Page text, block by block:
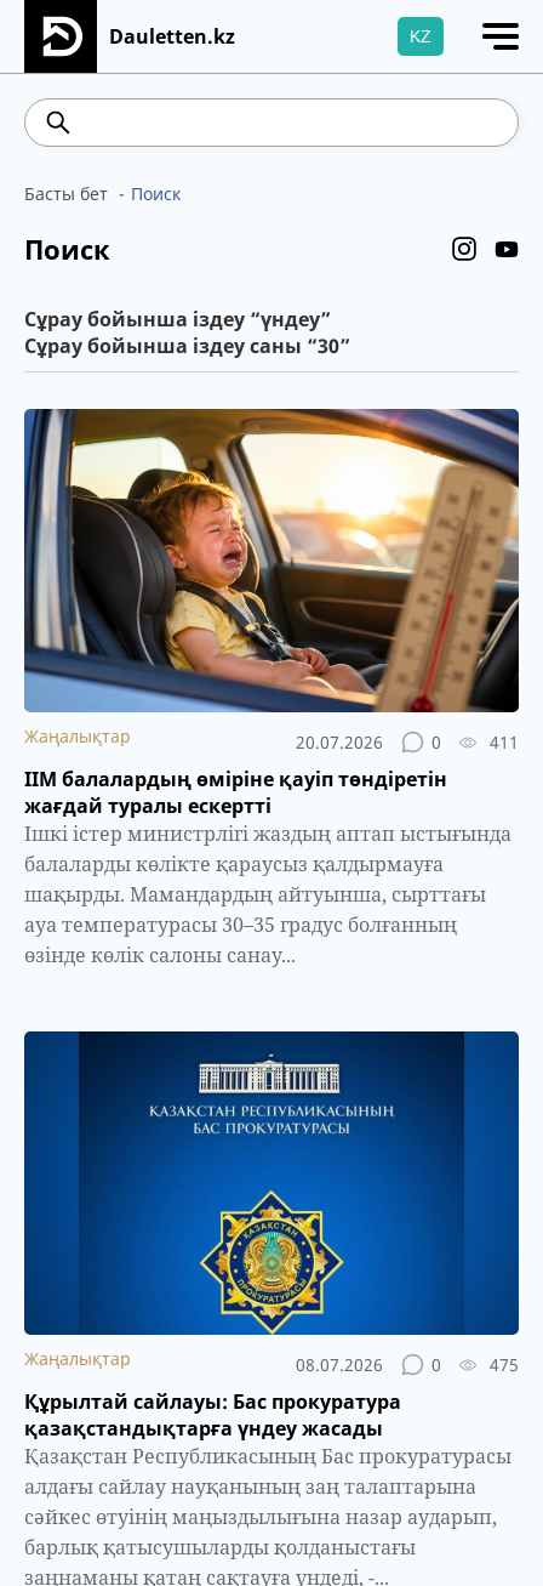
Dauletten.kz KZ
Сіздің өтінішіңіз сәтті жіберілді, Рақмет!
Басты бет Поиск
Поиск
Сұрау бойынша іздеу “үндеу”
Сұрау бойынша іздеу саны “30”
Жаңалықтар 20.07.2026 0 411
ІІМ балалардың өміріне қауіп төндіретін
жағдай туралы ескертті
Ішкі істер министрлігі жаздың аптап ыстығында
балаларды көлікте қараусыз қалдырмауға
шақырды. Мамандардың айтуынша, сырттағы
ауа температурасы 30–35 градус болғанның
өзінде көлік салоны санау...
Жаңалықтар 08.07.2026 0 475
Құрылтай сайлауы: Бас прокуратура
қазақстандықтарға үндеу жасады
Қазақстан Республикасының Бас прокуратурасы
алдағы сайлау науқанының заң талаптарына
сәйкес өтуінің маңыздылығына назар аударып,
барлық қатысушыларды қолданыстағы
заңнаманы қатаң сақтауға үндеді, -...